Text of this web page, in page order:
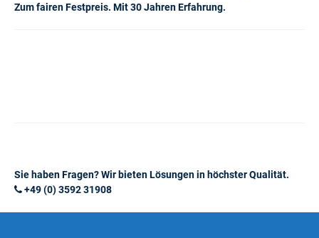
Zum fairen Festpreis. Mit 30 Jahren Erfahrung.
Sie haben Fragen? Wir bieten Lösungen in höchster Qualität.
+49 (0) 3592 31908